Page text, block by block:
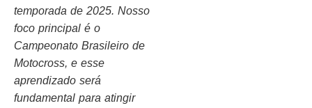
temporada de 2025. Nosso
foco principal é o
Campeonato Brasileiro de
Motocross, e esse
aprendizado será
fundamental para atingir